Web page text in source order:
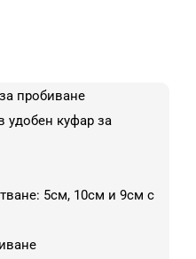
пробиване
удобен куфар за
5см, 10см и 9см с